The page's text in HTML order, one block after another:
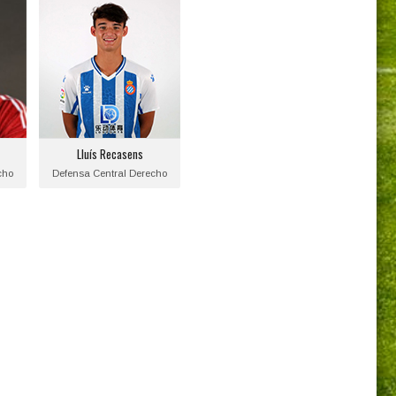
Lluís Recasens
Defensa Central Derecho
Lluís Recasens
Posición:
Defensa Central Derecho
Fecha de nacimiento:
Equipo actual: